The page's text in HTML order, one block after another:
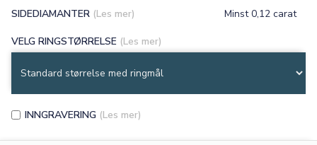
SIDEDIAMANTER (Les mer) Minst 0,12 carat
VELG RINGSTØRRELSE (Les mer)
INNGRAVERING (Les mer)